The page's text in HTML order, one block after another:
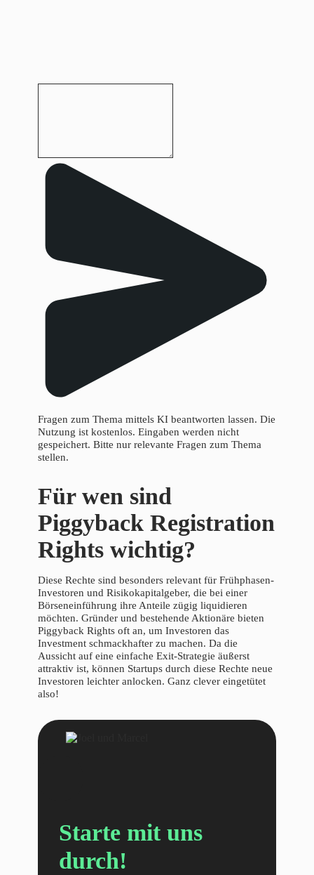
Fragen zum Thema mittels KI beantworten lassen. Die
Nutzung ist kostenlos. Eingaben werden nicht
gespeichert. Bitte nur relevante Fragen zum Thema
stellen.
Für wen sind
Piggyback Registration
Rights wichtig?
Diese Rechte sind besonders relevant für Frühphasen-
Investoren und Risikokapitalgeber, die bei einer
Börseneinführung ihre Anteile zügig liquidieren
möchten. Gründer und bestehende Aktionäre bieten
Piggyback Rights oft an, um Investoren das
Investment schmackhafter zu machen. Da die
Aussicht auf eine einfache Exit-Strategie äußerst
attraktiv ist, können Startups durch diese Rechte neue
Investoren leichter anlocken. Ganz clever eingetütet
also!
Starte mit uns
durch!